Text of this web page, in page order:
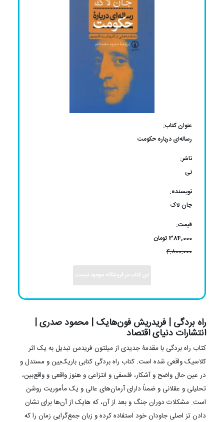
عنوان کتاب:
رساله‌ای درباره حکومت
ناشر:
نی
نویسنده:
جان لاک
قیمت:
384,000 تومان
4,800,000
این کتاب در فروشگاه موجود نیست.
راه بردگی | فریدریش فون‌هایک | محمود صدری |
انتشارات دنیای اقتصاد
کتاب راه بردگی با مقدمۀ جدیدی از میلتون فریدمن تبدیل به یک اثر
کلاسیک واقعی شده است. کتاب راه بردگی کتابی باریک‌بین و مستدل و
در عین حال واضح و آشکار، فلسفی و انتزاعی و هنوز واقعی و واقع‌بین،
تحلیلی و عقلانی و ضمناً دارای آرمان‌های عالی و یک مأموریت روشن
است. مشکلات دوران جنگ و بعد از آن، که هایک از آن‌ها برای نشان
دادن تز اصلی جاودان خود استفاده کرده و زبان جمع‌گرایی زمان را که